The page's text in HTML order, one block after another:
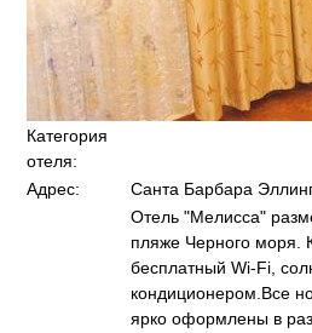
Категория
отеля:
Адрес:
Санта Барбара
Отель "Мелисса"
пляже Черного моря.
бесплатный Wi-Fi,
кондиционером.Все
ярко оформлены в